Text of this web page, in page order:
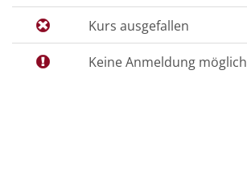
Kurs ausgefallen
Keine Anmeldung möglich